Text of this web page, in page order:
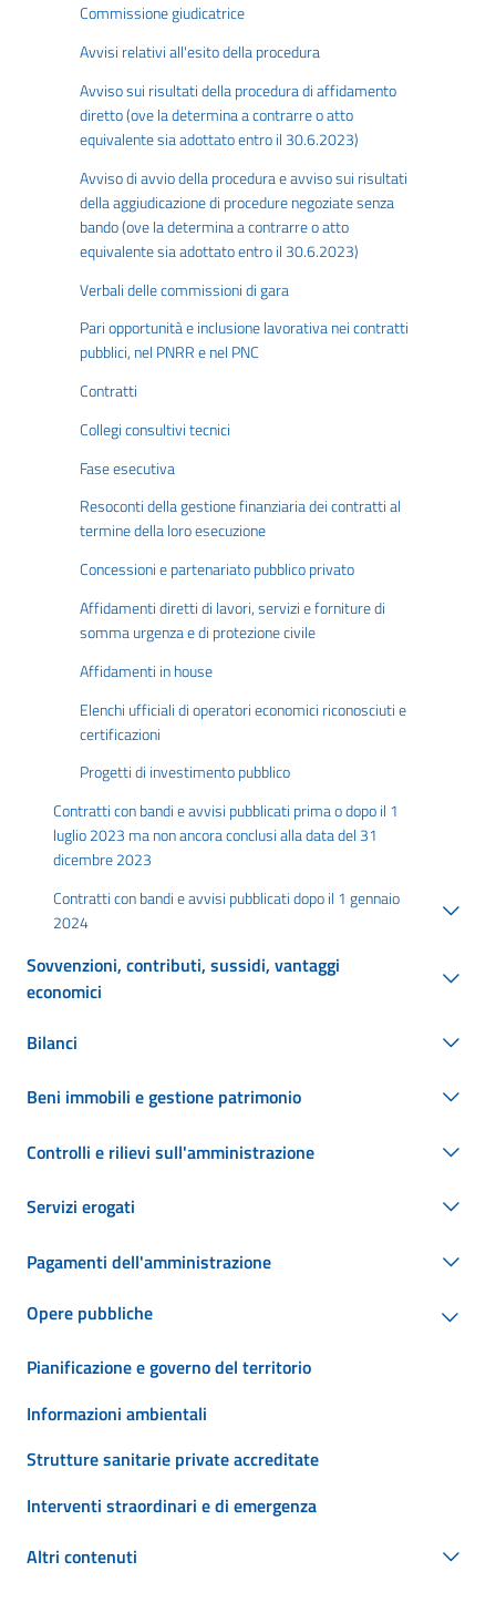
Commissione giudicatrice
Avvisi relativi all'esito della procedura
Avviso sui risultati della procedura di affidamento
diretto (ove la determina a contrarre o atto
equivalente sia adottato entro il 30.6.2023)
Avviso di avvio della procedura e avviso sui risultati
della aggiudicazione di procedure negoziate senza
bando (ove la determina a contrarre o atto
equivalente sia adottato entro il 30.6.2023)
Verbali delle commissioni di gara
Pari opportunità e inclusione lavorativa nei contratti
pubblici, nel PNRR e nel PNC
Contratti
Collegi consultivi tecnici
Fase esecutiva
Resoconti della gestione finanziaria dei contratti al
termine della loro esecuzione
Concessioni e partenariato pubblico privato
Affidamenti diretti di lavori, servizi e forniture di
somma urgenza e di protezione civile
Affidamenti in house
Elenchi ufficiali di operatori economici riconosciuti e
certificazioni
Progetti di investimento pubblico
Contratti con bandi e avvisi pubblicati prima o dopo il 1
luglio 2023 ma non ancora conclusi alla data del 31
dicembre 2023
Contratti con bandi e avvisi pubblicati dopo il 1 gennaio
2024
Sovvenzioni, contributi, sussidi, vantaggi
economici
Bilanci
Beni immobili e gestione patrimonio
Controlli e rilievi sull'amministrazione
Servizi erogati
Pagamenti dell'amministrazione
Opere pubbliche
Pianificazione e governo del territorio
Informazioni ambientali
Strutture sanitarie private accreditate
Interventi straordinari e di emergenza
Altri contenuti